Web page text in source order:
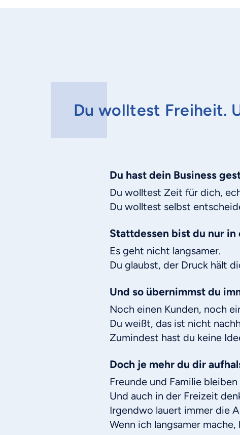
Du wolltest Freiheit.
Du hast dein Business
Du wolltest Zeit für dich,
Du wolltest selbst
Stattdessen bist du nur in
Es geht nicht langsamer.
Du glaubst, der Druck hält
Und so übernimmst du
Noch einen Kunden, noch
Du weißt, das ist nicht
Zumindest hast du keine
Doch je mehr du dir
Freunde und Familie
Und auch in der Freizeit
Irgendwo lauert immer die
Wenn ich langsamer